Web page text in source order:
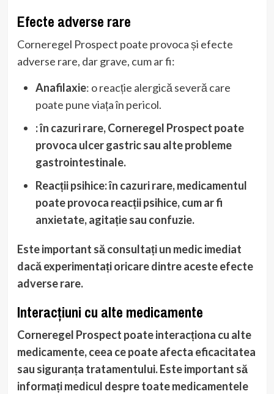
Efecte adverse rare
Corneregel Prospect poate provoca și efecte
adverse rare, dar grave, cum ar fi:
Anafilaxie: o reacție alergică severă care
poate pune viața în pericol.
: în cazuri rare, Corneregel Prospect poate
provoca ulcer gastric sau alte probleme
gastrointestinale.
Reacții psihice: în cazuri rare, medicamentul
poate provoca reacții psihice, cum ar fi
anxietate, agitație sau confuzie.
Este important să consultați un medic imediat
dacă experimentați oricare dintre aceste efecte
adverse rare.
Interacțiuni cu alte medicamente
Corneregel Prospect poate interacționa cu alte
medicamente, ceea ce poate afecta eficacitatea
sau siguranța tratamentului. Este important să
informați medicul despre toate medicamentele